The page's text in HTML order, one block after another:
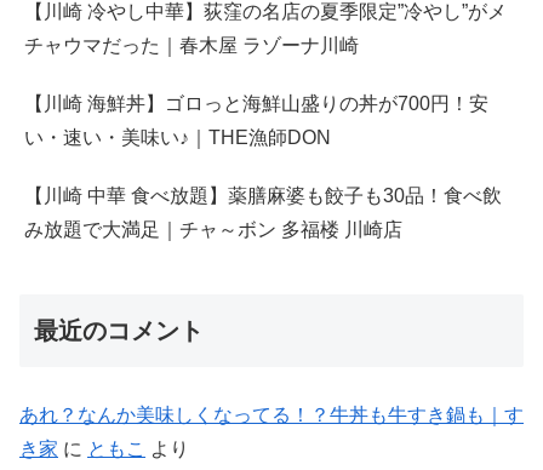
【川崎 冷やし中華】荻窪の名店の夏季限定”冷やし”がメ
チャウマだった｜春木屋 ラゾーナ川崎
【川崎 海鮮丼】ゴロっと海鮮山盛りの丼が700円！安
い・速い・美味い♪｜THE漁師DON
【川崎 中華 食べ放題】薬膳麻婆も餃子も30品！食べ飲
み放題で大満足｜チャ～ボン 多福楼 川崎店
最近のコメント
あれ？なんか美味しくなってる！？牛丼も牛すき鍋も｜す
き家 に ともこ より